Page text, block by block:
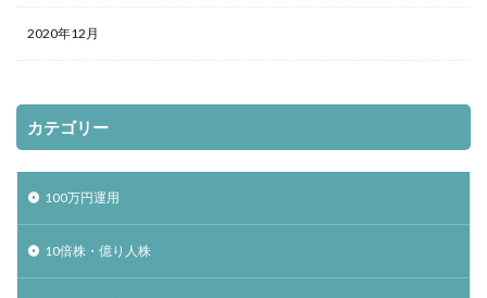
2020年12月
カテゴリー
100万円運用
10倍株・億り人株